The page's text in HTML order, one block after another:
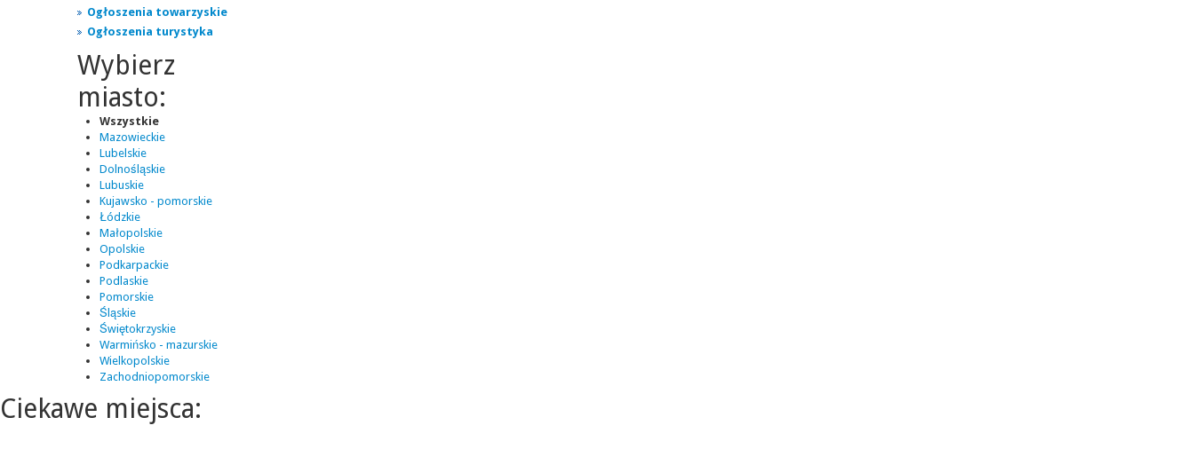
Ogłoszenia towarzyskie
Ogłoszenia turystyka
Wybierz
miasto:
Wszystkie
Mazowieckie
Lubelskie
Dolnośląskie
Lubuskie
Kujawsko - pomorskie
Łódzkie
Małopolskie
Opolskie
Podkarpackie
Podlaskie
Pomorskie
Śląskie
Świętokrzyskie
Warmińsko - mazurskie
Wielkopolskie
Zachodniopomorskie
Ciekawe miejsca: